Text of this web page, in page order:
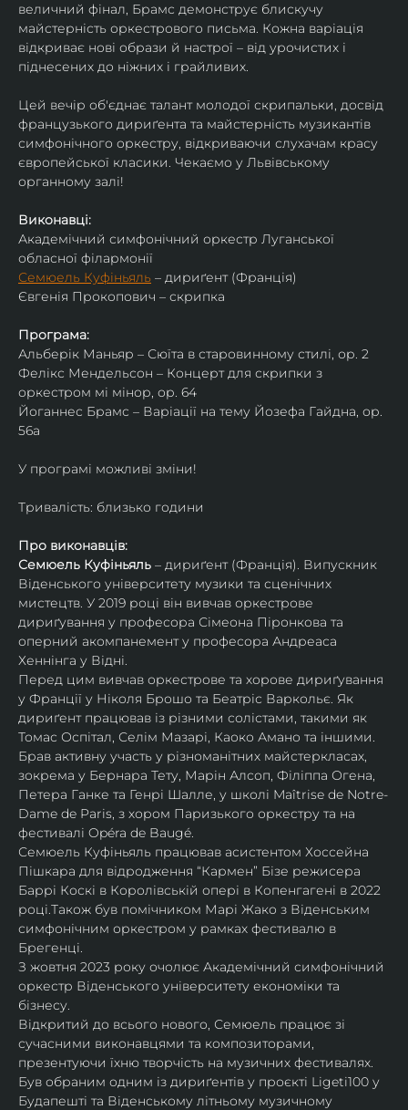
величний фінал, Брамс демонструє блискучу
майстерність оркестрового письма. Кожна варіація
відкриває нові образи й настрої – від урочистих і
піднесених до ніжних і грайливих.
Цей вечір об'єднає талант молодої скрипальки, досвід
французького дириґента та майстерність музикантів
симфонічного оркестру, відкриваючи слухачам красу
європейської класики. Чекаємо у Львівському
органному залі!
Виконавці:
Академічний симфонічний оркестр Луганської
обласної філармонії
Семюель Куфіньяль – дириґент (Франція)
Євгенія Прокопович – скрипка
Програма:
Альберік Маньяр – Сюїта в старовинному стилі, ор. 2
Фелікс Мендельсон – Концерт для скрипки з
оркестром мі мінор, ор. 64
Йоганнес Брамс – Варіації на тему Йозефа Гайдна, ор.
56a
У програмі можливі зміни!
Тривалість: близько години
Про виконавців:
Семюель Куфіньяль – дириґент (Франція). Випускник
Віденського університету музики та сценічних
мистецтв. У 2019 році він вивчав оркестрове
дириґування у професора Сімеона Піронкова та
оперний акомпанемент у професора Андреаса
Хеннінга у Відні.
Перед цим вивчав оркестрове та хорове дириґування
у Франції у Ніколя Брошо та Беатріс Варкольє. Як
дириґент працював із різними солістами, такими як
Томас Оспітал, Селім Мазарі, Каоко Амано та іншими.
Брав активну участь у різноманітних майстеркласах,
зокрема у Бернара Тету, Марін Алсоп, Філіппа Огена,
Петера Ганке та Генрі Шалле, у школі Maîtrise de Notre-
Dame de Paris, з хором Паризького оркестру та на
фестивалі Opéra de Baugé.
Семюель Куфіньяль працював асистентом Хоссейна
Пішкара для відродження “Кармен” Бізе режисера
Баррі Коскі в Королівській опері в Копенгагені в 2022
році.Також був помічником Марі Жако з Віденським
симфонічним оркестром у рамках фестивалю в
Брегенці.
З жовтня 2023 року очолює Академічний симфонічний
оркестр Віденського університету економіки та
бізнесу.
Відкритий до всього нового, Семюель працює зі
сучасними виконавцями та композиторами,
презентуючи їхню творчість на музичних фестивалях.
Був обраним одним із дириґентів у проєкті Ligeti100 у
Будапешті та Віденському літньому музичному